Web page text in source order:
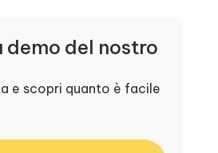
demo del nostro
e scopri quanto è facile